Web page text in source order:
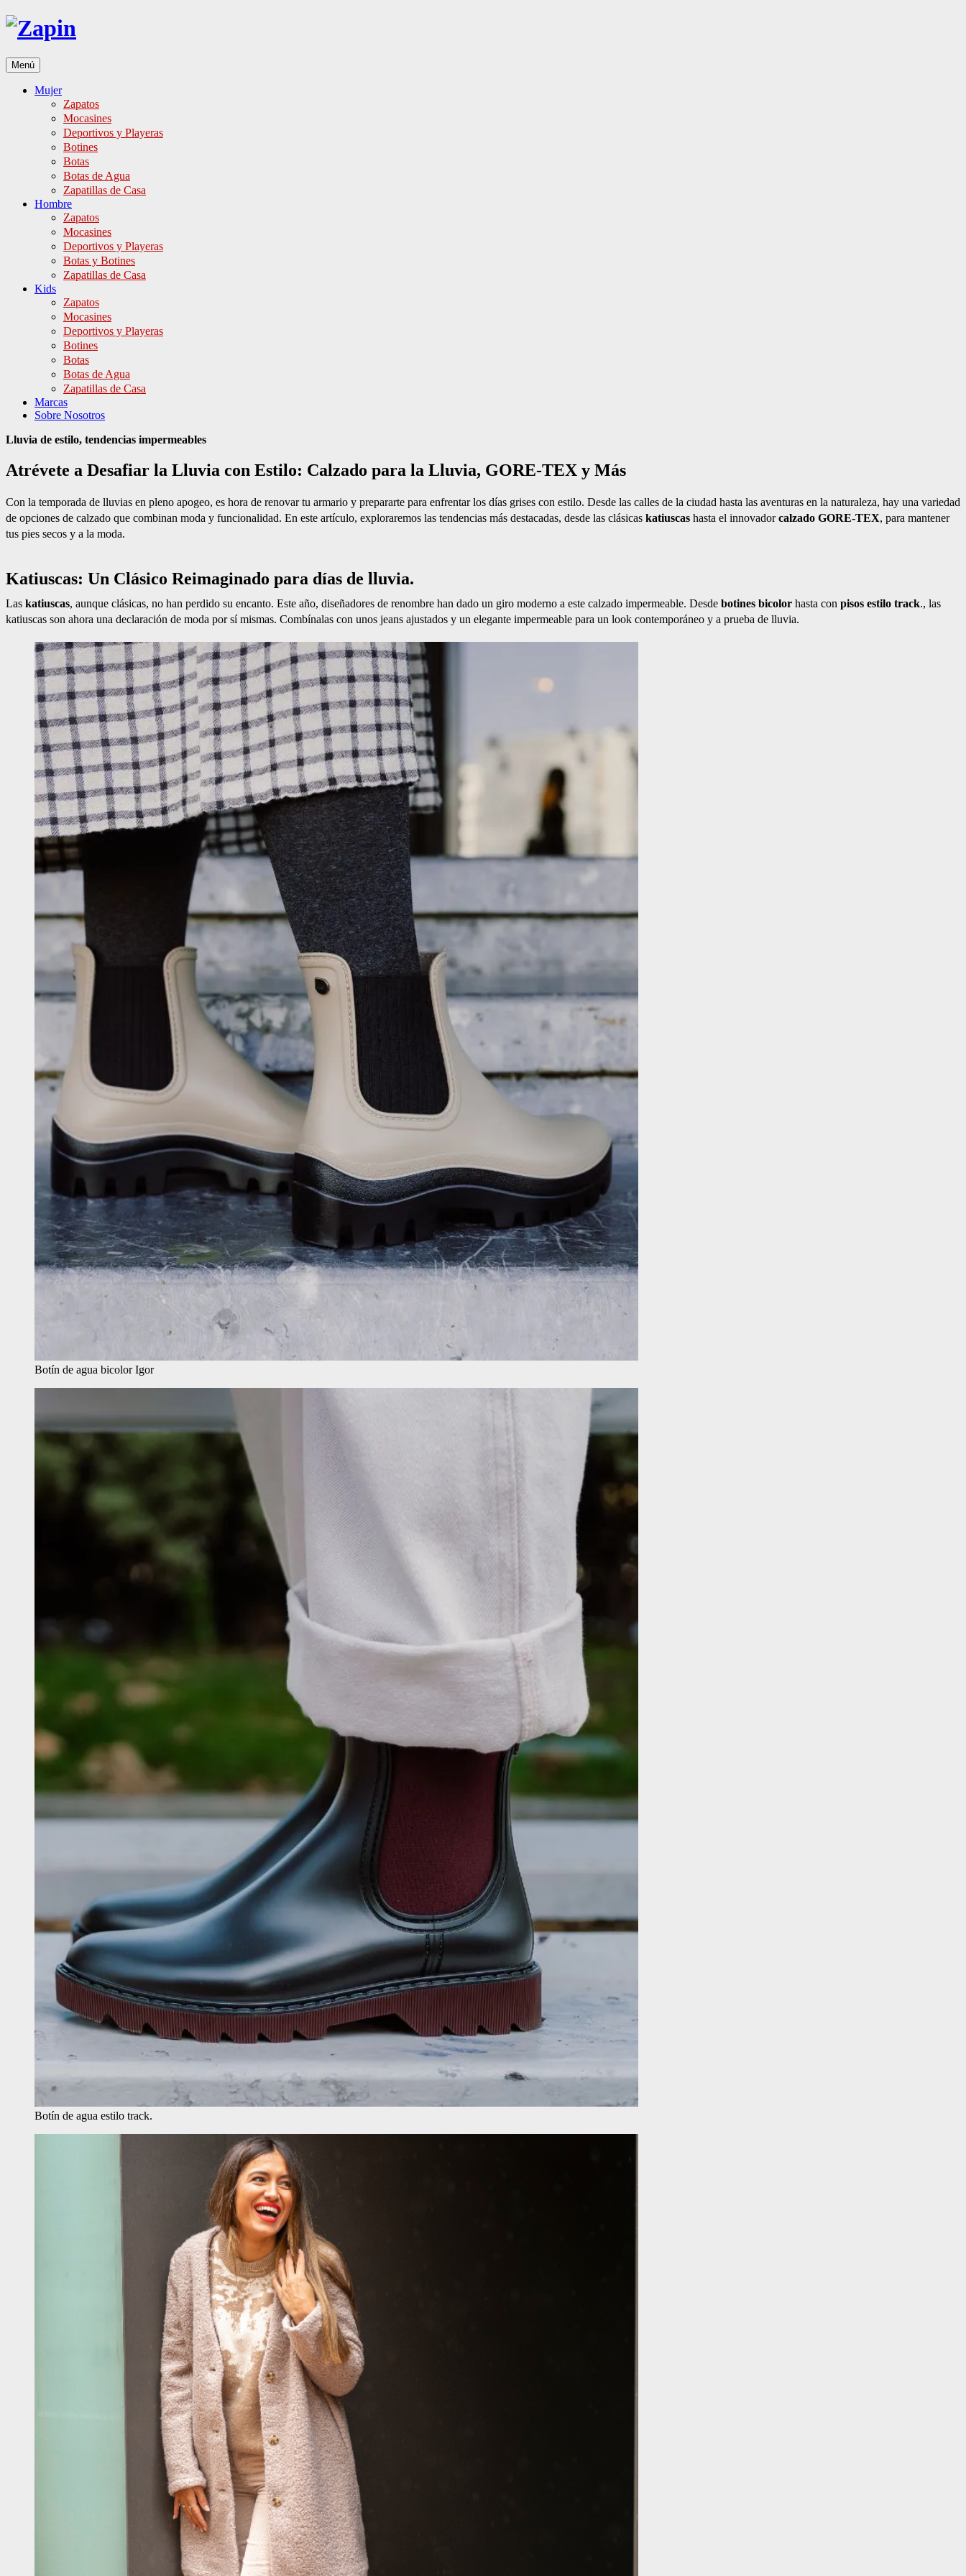
Ir
Menú
Mujer
Zapatos
Mocasines
Deportivos y Playeras
Botines
Botas
Botas de Agua
Zapatillas de Casa
Hombre
Zapatos
Mocasines
Deportivos y Playeras
Botas y Botines
Zapatillas de Casa
Kids
Zapatos
Mocasines
Deportivos y Playeras
Botines
Botas
Botas de Agua
Zapatillas de Casa
Marcas
Sobre Nosotros
Lluvia de estilo, tendencias impermeables
Atrévete a Desafiar la Lluvia con Estilo: Calzado para la Lluvia, GORE-TEX y Más
Con la temporada de lluvias en pleno apogeo, es hora de renovar tu armario y prepararte para enfrentar los días grises con estilo. Desde las calles de la ciudad hasta las aventuras en la naturaleza, hay una variedad
de opciones de calzado que combinan moda y funcionalidad. En este artículo, exploraremos las tendencias más destacadas, desde las clásicas katiuscas hasta el innovadorcalzado GORE-TEX, para mantener
tus pies secos y a la moda.
Katiuscas: Un Clásico Reimaginado para días de lluvia.
Las katiuscas, aunque clásicas, no han perdido su encanto. Este año, diseñadores de renombre han dado un giro moderno a este calzado impermeable. Desde botines bicolor hasta con pisos estilo track., las
katiuscas son ahora una declaración de moda por sí mismas. Combínalas con unos jeans ajustados y un elegante impermeable para un look contemporáneo y a prueba de lluvia.
Botín de agua bicolor Igor
Botín de agua estilo track.